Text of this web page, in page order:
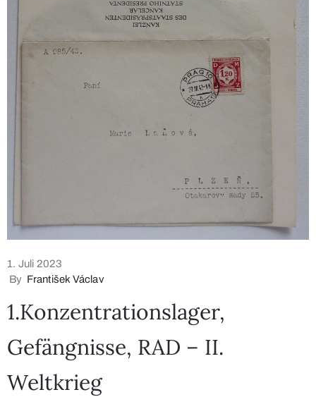
1. Juli 2023
By František Václav
1.Konzentrationslager,
Gefängnisse, RAD – II.
Weltkrieg